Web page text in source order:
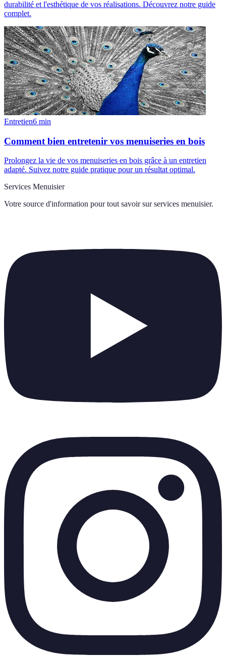
durabilité et l'esthétique de vos réalisations. Découvrez notre guide
complet.
Entretien6 min
Comment bien entretenir vos menuiseries en bois
Prolongez la vie de vos menuiseries en bois grâce à un entretien
adapté. Suivez notre guide pratique pour un résultat optimal.
Services Menuisier
Votre source d'information pour tout savoir sur services menuisier.